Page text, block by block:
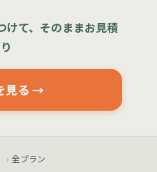
けて、そのままお見積
見る →
全プラン